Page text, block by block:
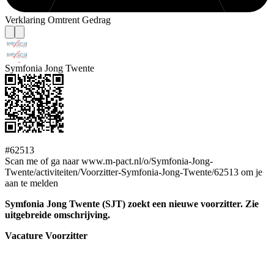
Verklaring Omtrent Gedrag
Symfonia Jong Twente
#62513
Scan me of ga naar www.m-pact.nl/o/Symfonia-Jong-
Twente/activiteiten/Voorzitter-Symfonia-Jong-Twente/62513 om je
aan te melden
Symfonia Jong Twente (SJT) zoekt een nieuwe voorzitter. Zie
uitgebreide omschrijving.
Vacature Voorzitter